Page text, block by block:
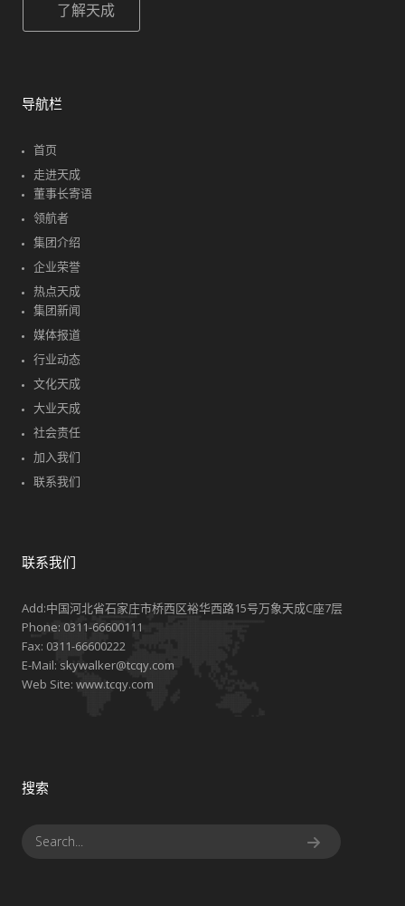
了解天成
导航栏
首页
走进天成
董事长寄语
领航者
集团介绍
企业荣誉
热点天成
集团新闻
媒体报道
行业动态
文化天成
大业天成
社会责任
加入我们
联系我们
联系我们
Add:中国河北省石家庄市桥西区裕华西路15号万象天成C座7层
Phone: 0311-66600111
Fax: 0311-66600222
E-Mail: skywalker@tcqy.com
Web Site: www.tcqy.com
搜索